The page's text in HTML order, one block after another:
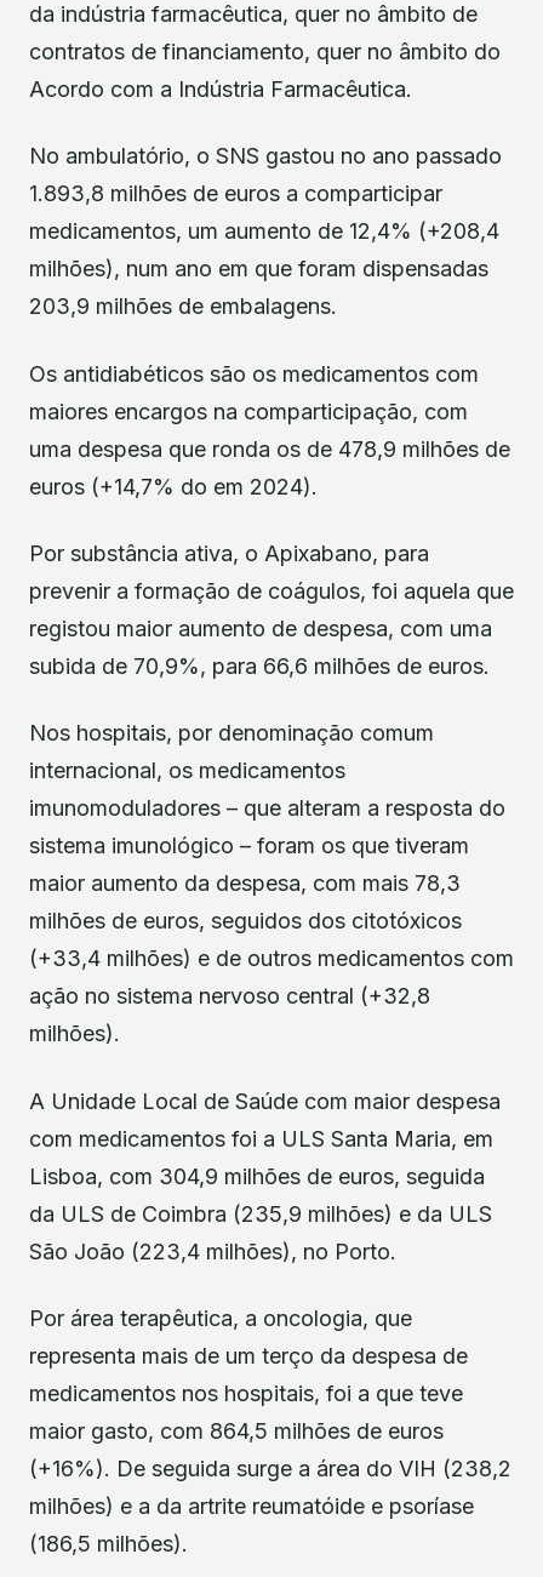
da indústria farmacêutica, quer no âmbito de
contratos de financiamento, quer no âmbito do
Acordo com a Indústria Farmacêutica.
No ambulatório, o SNS gastou no ano passado
1.893,8 milhões de euros a comparticipar
medicamentos, um aumento de 12,4% (+208,4
milhões), num ano em que foram dispensadas
203,9 milhões de embalagens.
Os antidiabéticos são os medicamentos com
maiores encargos na comparticipação, com
uma despesa que ronda os de 478,9 milhões de
euros (+14,7% do em 2024).
Por substância ativa, o Apixabano, para
prevenir a formação de coágulos, foi aquela que
registou maior aumento de despesa, com uma
subida de 70,9%, para 66,6 milhões de euros.
Nos hospitais, por denominação comum
internacional, os medicamentos
imunomoduladores – que alteram a resposta do
sistema imunológico – foram os que tiveram
maior aumento da despesa, com mais 78,3
milhões de euros, seguidos dos citotóxicos
(+33,4 milhões) e de outros medicamentos com
ação no sistema nervoso central (+32,8
milhões).
A Unidade Local de Saúde com maior despesa
com medicamentos foi a ULS Santa Maria, em
Lisboa, com 304,9 milhões de euros, seguida
da ULS de Coimbra (235,9 milhões) e da ULS
São João (223,4 milhões), no Porto.
Por área terapêutica, a oncologia, que
representa mais de um terço da despesa de
medicamentos nos hospitais, foi a que teve
maior gasto, com 864,5 milhões de euros
(+16%). De seguida surge a área do VIH (238,2
milhões) e a da artrite reumatóide e psoríase
(186,5 milhões).